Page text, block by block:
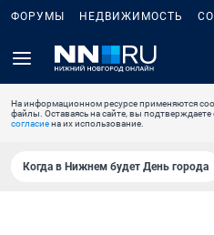
ФОРУМЫ НЕДВИЖИМОСТЬ
На информационном ресурсе применяются
файлы. Оставаясь на сайте, вы подтверждаете
согласиена их использование.
Когда в Нижнем будет День города